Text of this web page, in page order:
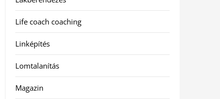
Life coach coaching
Linképítés
Lomtalanítás
Magazin